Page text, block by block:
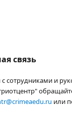
связь
с сотрудниками и
или